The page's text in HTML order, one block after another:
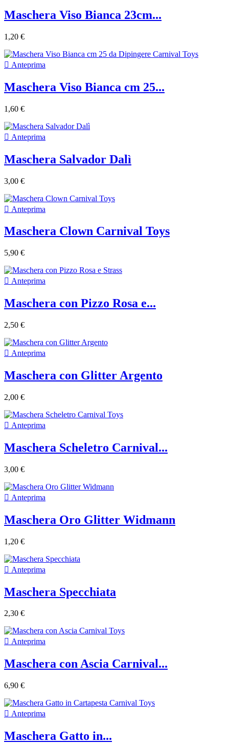
Maschera Viso Bianca 23cm...
1,20 €
 Anteprima
Maschera Viso Bianca cm 25...
1,60 €
 Anteprima
Maschera Salvador Dalì
3,00 €
 Anteprima
Maschera Clown Carnival Toys
5,90 €
 Anteprima
Maschera con Pizzo Rosa e...
2,50 €
 Anteprima
Maschera con Glitter Argento
2,00 €
 Anteprima
Maschera Scheletro Carnival...
3,00 €
 Anteprima
Maschera Oro Glitter Widmann
1,20 €
 Anteprima
Maschera Specchiata
2,30 €
 Anteprima
Maschera con Ascia Carnival...
6,90 €
 Anteprima
Maschera Gatto in...